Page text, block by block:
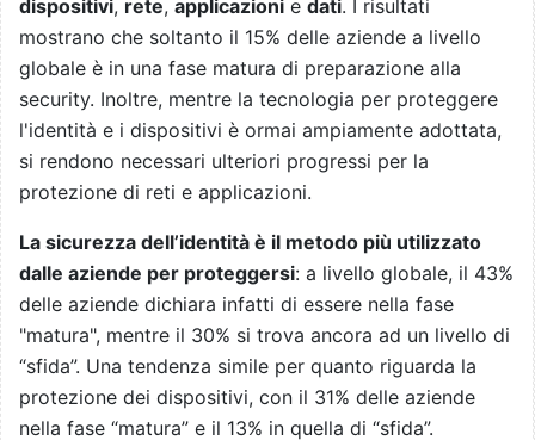
dispositivi, rete, applicazioni e dati. I risultati
mostrano che soltanto il 15% delle aziende a livello
globale è in una fase matura di preparazione alla
security. Inoltre, mentre la tecnologia per proteggere
l'identità e i dispositivi è ormai ampiamente adottata,
si rendono necessari ulteriori progressi per la
protezione di reti e applicazioni.
La sicurezza dell’identità è il metodo più utilizzato
dalle aziende per proteggersi: a livello globale, il 43%
delle aziende dichiara infatti di essere nella fase
"matura", mentre il 30% si trova ancora ad un livello di
“sfida”. Una tendenza simile per quanto riguarda la
protezione dei dispositivi, con il 31% delle aziende
nella fase “matura” e il 13% in quella di “sfida”.